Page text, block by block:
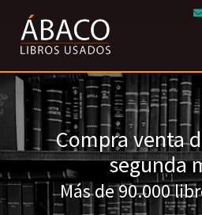
Compra venta
segunda
Más de 90.000